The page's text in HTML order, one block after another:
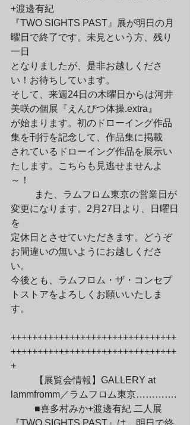
+渡邊有紀
『TWO SIGHTS PAST』展が明日の月
曜日で終了です。未見という方、残り
一日
となりましたが、是非お越しくださ
い！お待ちしています。
そして、来週24日の木曜日からは河井
美咲の個展『えんぴつ体操.extra』
が始まります。初のドローイング作品
集を刊行を記念して、作品集に掲載
されているドローイング作品を展示い
たします。こちらも見逃せませんよ
～！
変更になります。2月27日より、日曜日
を
定休日とさせていただきます。どうぞ
お間違いの無いようにお越しくださ
い。
今後とも、ラムフロム・ザ・コンセプ
トストアをよろしくお願いいたしま
す。
+++++++++++++++++++++++++++++++
+++++++++++++++++++++++++++++++
+
lammfromm／ラムフロム東京………….
『TWO SIGHTS PAST』は、明日で終